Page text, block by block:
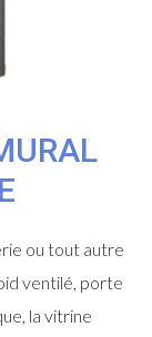
ou tout autre
ventilé, porte
la vitrine